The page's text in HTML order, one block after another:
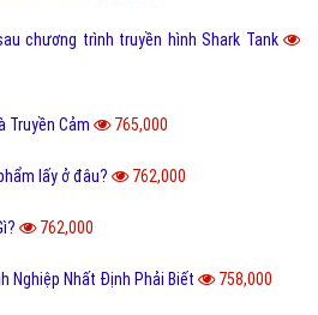
chương trình truyền hình Shark Tank
Truyền Cảm 765,000
lấy ở đâu? 762,000
762,000
Nghiệp Nhất Định Phải Biết 758,000